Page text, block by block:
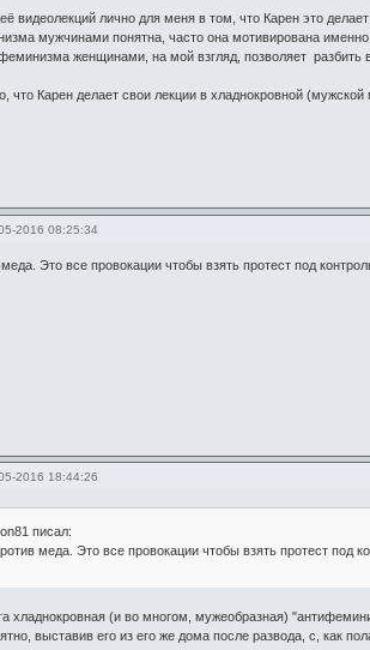
видеолекций лично для меня в том, что Карен это
мужчинами понятна, часто она мотивирована
феминизма женщинами, на мой взгляд, позволяет
что Карен делает свои лекции в хладнокровной
2016 08:25:34
Это все провокации чтобы взять протест под
2016 18:44:26
писал:
меда. Это все провокации чтобы взять протест под
хладнокровная (и во многом, мужеобразная)
выставив его из его же дома после развода, с, как